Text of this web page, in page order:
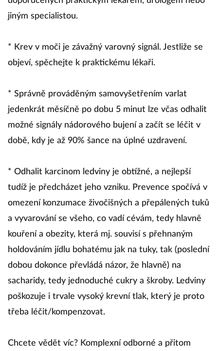
jiným specialistou.
* Krev v moči je závažný varovný signál. Jestliže se
objeví, spěchejte k praktickému lékaři.
* Správně prováděným samovyšetřením varlat
jedenkrát měsíčně po dobu 5 minut lze včas odhalit
možné signály nádorového bujení a začít se léčit v
době, kdy je až 90% šance na úplné uzdravení.
* Odhalit karcinom ledviny je obtížné, a nejlepší
tudíž je předcházet jeho vzniku. Prevence spočívá v
omezení konzumace živočišných a přepálených tuků
a vyvarování se všeho, co vadí cévám, tedy hlavně
kouření a obezity, která mj. souvisí s přehnaným
holdováním jídlu bohatému jak na tuky, tak (poslední
dobou dokonce převládá názor, že hlavně) na
sacharidy, tedy jednoduché cukry a škroby. Ledviny
poškozuje i trvale vysoký krevní tlak, který je proto
třeba léčit/kompenzovat.
Chcete vědět víc? Komplexní odborné a přitom